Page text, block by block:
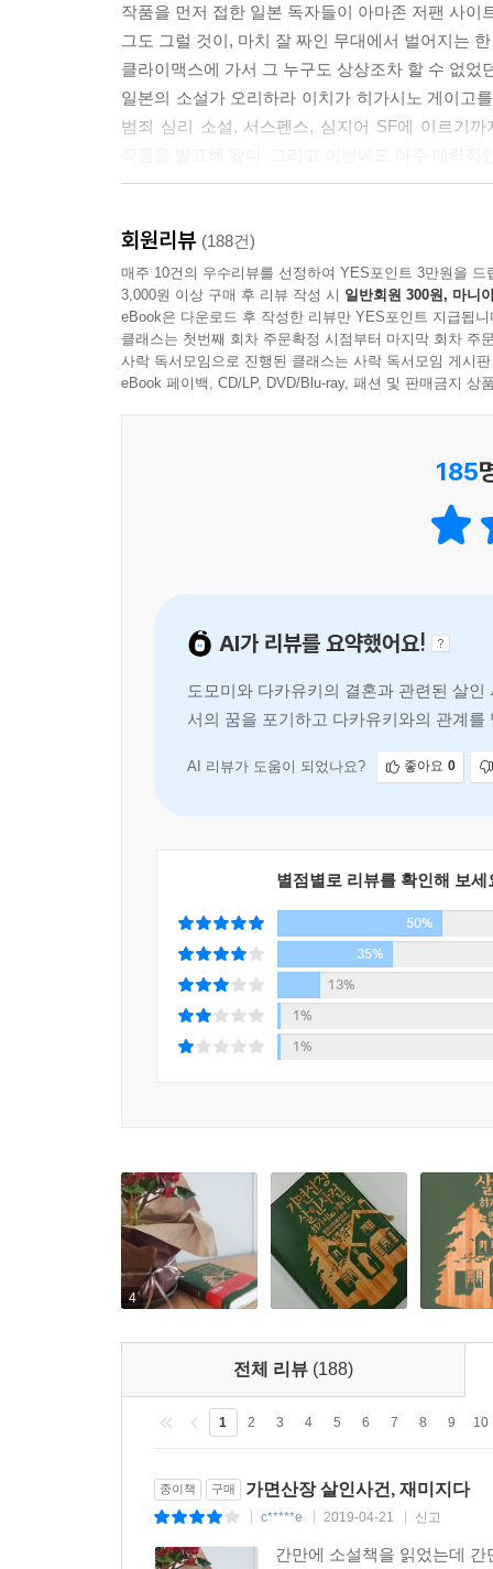
작품을 먼저 접한 일본 독자들이 아마존 저팬 사이
그도 그럴 것이, 마치 잘 짜인 무대에서 벌어지는
클라이맥스에 가서 그 누구도 상상조차 할 수 없
일본의 소설가 오리하라 이치가 히가시노 게이고
범죄 심리 소설, 서스펜스, 심지어 SF에 이르기
교회에 다녀오다가 운전 부주의로 인해 가드레일
얼마 후, 그녀의 약혼자였던 다카유키는 도모미
인연의 끈을 놓지 않았던 다카유키는 기꺼이 초대
다카유키가 별장에 도착한 날 밤, 경찰에 쫓기던 2
인질들은 여러 가지 방법으로 탈출을 시도하지
사람이 등에 칼이 꽂힌 시체로 발견된다.
클라이맥스에 이르면 대반전이 전개되는 것이다.
자신이 범인임을 감추기 위해 장치하는 트릭임
즉, 작가는 독자를 속이기 위해 고의로 오해할
거짓말이나 트릭을 찾아내기에 급급한 독자는
부자연스럽거나 허술하다고 생각했던 설정이나
회원리뷰 (188건)
매주 10건의 우수리뷰를 선정하여 YES포인트 3만원을 드
3,000원 이상 구매 후 리뷰 작성 시 일반회원 300원, 마니
eBook은 다운로드 후 작성한 리뷰만 YES포인트 지급됩니
클래스는 첫번째 회차 주문확정 시점부터 마지막 회차 주
사락 독서모임으로 진행된 클래스는 사락 독서모임 게시
eBook 페이백, CD/LP, DVD/Blu-ray, 패션 및 판매금지 상
185
AI가 리뷰를 요약했어요!
도모미와 다카유키의 결혼과 관련된 살
서의 꿈을 포기하고 다카유키와의 관계
사 크리스티의 고전 소설을 연상시키며,
별점별로 리뷰를 확인해 보세
1%
전체 리뷰(188)
종이책 구매 가면산장 살인사건, 재미지다
| c*****e | 2019-04-21 | 신고